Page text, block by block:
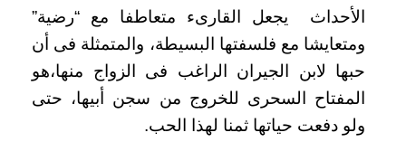
الأحداث يجعل القارىء متعاطفا مع “رضية”
ومتعايشا مع فلسفتها البسيطة، والمتمثلة فى أن
حبها لابن الجيران الراغب فى الزواج منها،هو
المفتاح السحرى للخروج من سجن أبيها، حتى
ولو دفعت حياتها ثمنا لهذا الحب.